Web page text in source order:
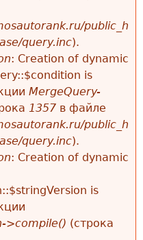
public_h
query.inc).
: Creation of dynamic
is
MergeQuery-
1357 в файле
public_h
query.inc).
: Creation of dynamic
is
>compile() (строка